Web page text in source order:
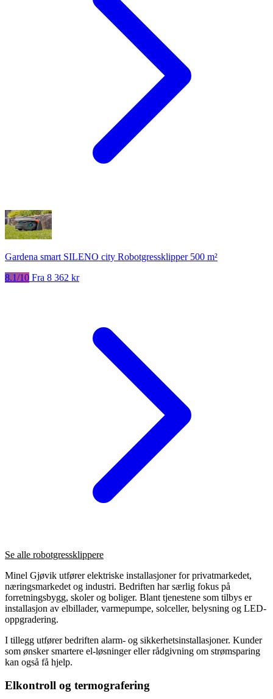
Gardena smart SILENO city Robotgressklipper 500 m²
8.1/10 Fra 8 362 kr
Se alle robotgressklippere
Minel Gjøvik utfører elektriske installasjoner for privatmarkedet,
næringsmarkedet og industri. Bedriften har særlig fokus på
forretningsbygg, skoler og boliger. Blant tjenestene som tilbys er
installasjon av elbillader, varmepumpe, solceller, belysning og LED-
oppgradering.
I tillegg utfører bedriften alarm- og sikkerhetsinstallasjoner. Kunder
som ønsker smartere el-løsninger eller rådgivning om strømsparing
kan også få hjelp.
Elkontroll og termografering